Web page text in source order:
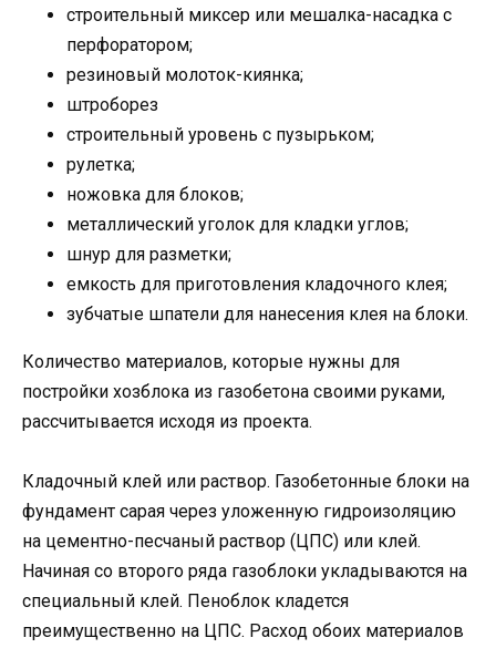
строительный миксер или мешалка-насадка с
перфоратором;
резиновый молоток-киянка;
штроборез
строительный уровень с пузырьком;
рулетка;
ножовка для блоков;
металлический уголок для кладки углов;
шнур для разметки;
емкость для приготовления кладочного клея;
зубчатые шпатели для нанесения клея на блоки.
Количество материалов, которые нужны для
постройки хозблока из газобетона своими руками,
рассчитывается исходя из проекта.
Кладочный клей или раствор. Газобетонные блоки на
фундамент сарая через уложенную гидроизоляцию
на цементно-песчаный раствор (ЦПС) или клей.
Начиная со второго ряда газоблоки укладываются на
специальный клей. Пеноблок кладется
преимущественно на ЦПС. Расход обоих материалов